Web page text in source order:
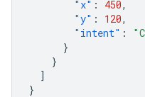
"x" : 450,
"y" : 120,
"intent" :
}
}
]
}